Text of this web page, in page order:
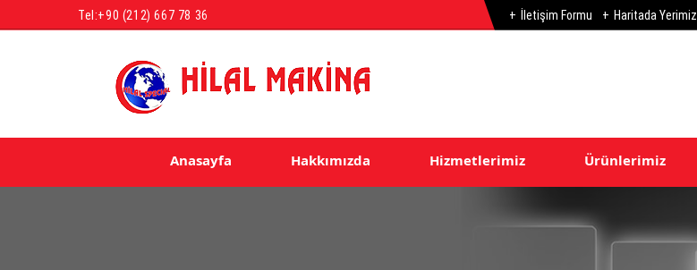
Tel:+90 (212) 667 78 36 İletişim Formu Haritada Yerimiz
Anasayfa Hakkımızda Hizmetlerimiz Ürünlerimiz